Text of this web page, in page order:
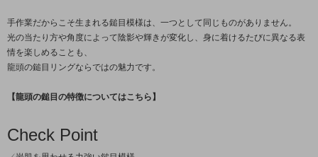
手作業だからこそ生まれる鎚目模様は、一つとして同じものがありません。
光の当たり方や角度によって陰影や輝きが変化し、身に着けるたびに異なる表
情を楽しめることも、
龍頭の鎚目リングならではの魅力です。
【龍頭の鎚目の特徴についてはこちら】
Check Point